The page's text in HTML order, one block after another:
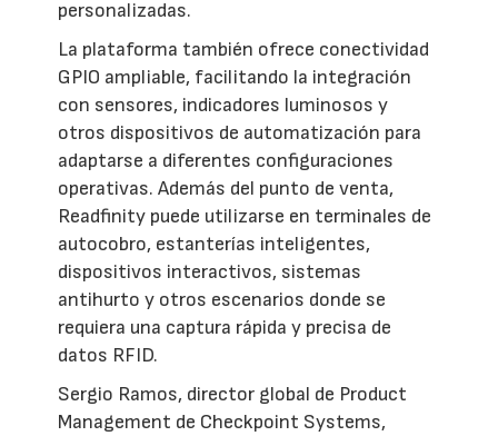
personalizadas.
La plataforma también ofrece conectividad
GPIO ampliable, facilitando la integración
con sensores, indicadores luminosos y
otros dispositivos de automatización para
adaptarse a diferentes configuraciones
operativas. Además del punto de venta,
Readfinity puede utilizarse en terminales de
autocobro, estanterías inteligentes,
dispositivos interactivos, sistemas
antihurto y otros escenarios donde se
requiera una captura rápida y precisa de
datos RFID.
Sergio Ramos, director global de Product
Management de Checkpoint Systems,